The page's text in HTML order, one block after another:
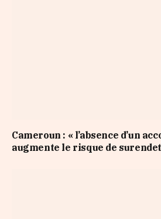
Cameroun : « l’absence d’un
augmente le risque de